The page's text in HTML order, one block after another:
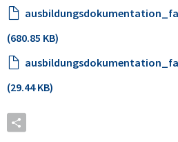
(680.85 KB)
(29.44 KB)